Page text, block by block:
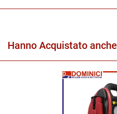
Hanno Acquistato anche